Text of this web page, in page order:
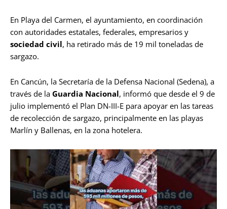
En Playa del Carmen, el ayuntamiento, en coordinación
con autoridades estatales, federales, empresarios y
sociedad civil, ha retirado más de 19 mil toneladas de
sargazo.
En Cancún, la Secretaría de la Defensa Nacional (Sedena), a
través de la Guardia Nacional, informó que desde el 9 de
julio implementó el Plan DN-III-E para apoyar en las tareas
de recolección de sargazo, principalmente en las playas
Marlín y Ballenas, en la zona hotelera.